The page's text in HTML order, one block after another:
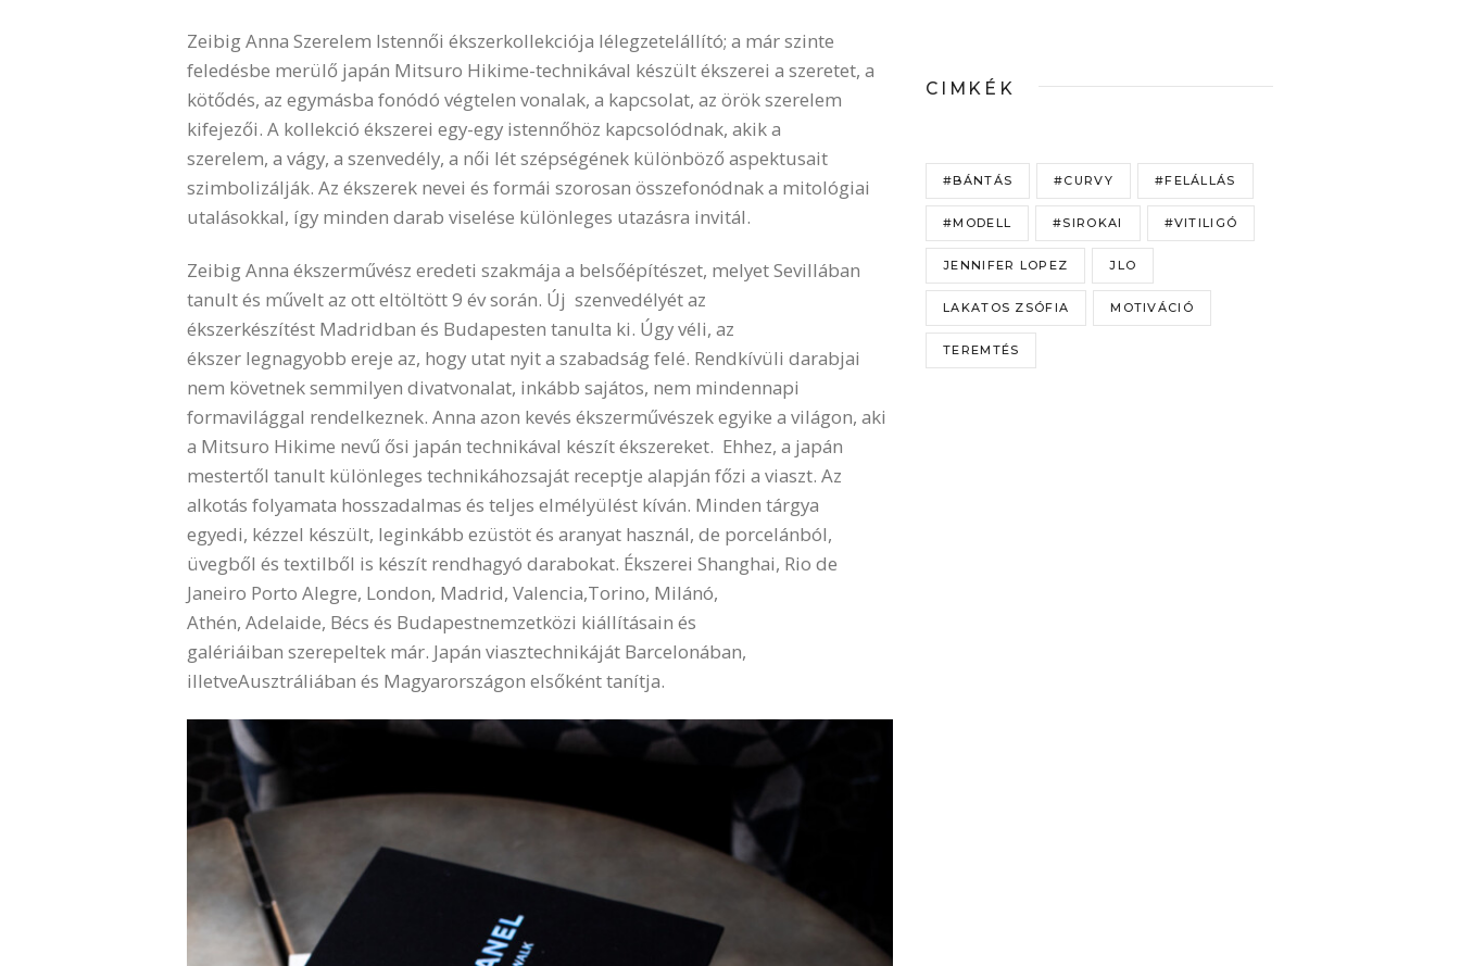
Zeibig Anna Szerelem Istennői ékszerkollekciója lélegzetelállító; a már szinte
feledésbe merülő japán Mitsuro Hikime-technikával készült ékszerei a szeretet, a
kötődés, az egymásba fonódó végtelen vonalak, a kapcsolat, az örök szerelem
kifejezői. A kollekció ékszerei egy-egy istennőhöz kapcsolódnak, akik a
szerelem, a vágy, a szenvedély, a női lét szépségének különböző aspektusait
szimbolizálják. Az ékszerek nevei és formái szorosan összefonódnak a mitológiai
utalásokkal, így minden darab viselése különleges utazásra invitál.
Zeibig Anna ékszerművész eredeti szakmája a belsőépítészet, melyet Sevillában
tanult és művelt az ott eltöltött 9 év során. Új szenvedélyét az
ékszerkészítést Madridban és Budapesten tanulta ki. Úgy véli, az
ékszer legnagyobb ereje az, hogy utat nyit a szabadság felé. Rendkívüli darabjai
nem követnek semmilyen divatvonalat, inkább sajátos, nem mindennapi
formavilággal rendelkeznek. Anna azon kevés ékszerművészek egyike a világon, aki
a Mitsuro Hikime nevű ősi japán technikával készít ékszereket. Ehhez, a japán
mestertől tanult különleges technikáhozsaját receptje alapján főzi a viaszt. Az
alkotás folyamata hosszadalmas és teljes elmélyülést kíván. Minden tárgya
egyedi, kézzel készült, leginkább ezüstöt és aranyat használ, de porcelánból,
üvegből és textilből is készít rendhagyó darabokat. Ékszerei Shanghai, Rio de
Janeiro Porto Alegre, London, Madrid, Valencia,Torino, Milánó,
Athén, Adelaide, Bécs és Budapestnemzetközi kiállításain és
galériáiban szerepeltek már. Japán viasztechnikáját Barcelonában,
illetveAusztráliában és Magyarországon elsőként tanítja.
CIMKÉK
#BÁNTÁS #CURVY #FELÁLLÁS
#MODELL #SIROKAI #VITILIGÓ
JENNIFER LOPEZ JLO
LAKATOS ZSÓFIA MOTIVÁCIÓ
TEREMTÉS